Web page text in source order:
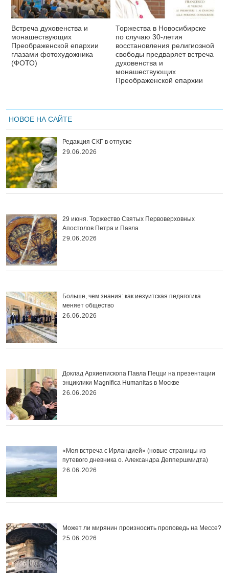
Встреча духовенства и
монашествующих
Преображенской епархии
глазами фотохудожника
(ФОТО)
Торжества в Новосибирске
по случаю 30-летия
восстановления религиозной
свободы предваряет встреча
духовенства и
монашествующих
Преображенской епархии
НОВОЕ НА САЙТЕ
Редакция СКГ в отпуске
29.06.2026
29 июня. Торжество Святых Первоверховных
Апостолов Петра и Павла
29.06.2026
Больше, чем знания: как иезуитская педагогика
меняет общество
26.06.2026
Доклад Архиепископа Павла Пецци на презентации
энциклики Magnifica Нumanitas в Москве
26.06.2026
«Моя встреча с Ирландией» (новые страницы из
путевого дневника о. Александра Деппершмидта)
26.06.2026
Может ли мирянин произносить проповедь на Мессе?
25.06.2026